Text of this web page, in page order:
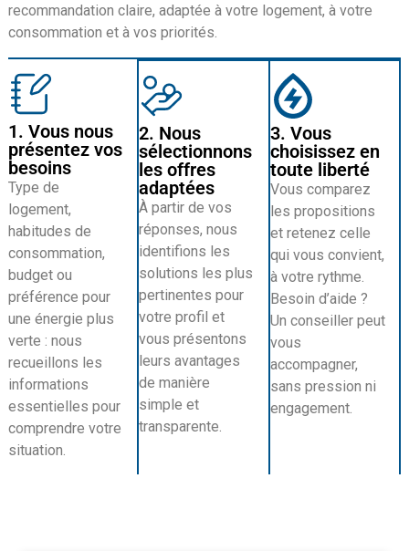
recommandation claire, adaptée à votre logement, à votre
consommation et à vos priorités.
1. Vous nous
présentez vos
besoins
Type de
logement,
habitudes de
consommation,
budget ou
préférence pour
une énergie plus
verte : nous
recueillons les
informations
essentielles pour
comprendre votre
situation.
2. Nous
sélectionnons
les offres
adaptées
À partir de vos
réponses, nous
identifions les
solutions les plus
pertinentes pour
votre profil et
vous présentons
leurs avantages
de manière
simple et
transparente.
3. Vous
choisissez en
toute liberté
Vous comparez
les propositions
et retenez celle
qui vous convient,
à votre rythme.
Besoin d’aide ?
Un conseiller peut
vous
accompagner,
sans pression ni
engagement.